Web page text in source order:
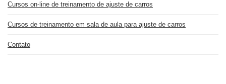
Cursos on-line de treinamento de ajuste de carros
Cursos de treinamento em sala de aula para ajuste de carros
Contato